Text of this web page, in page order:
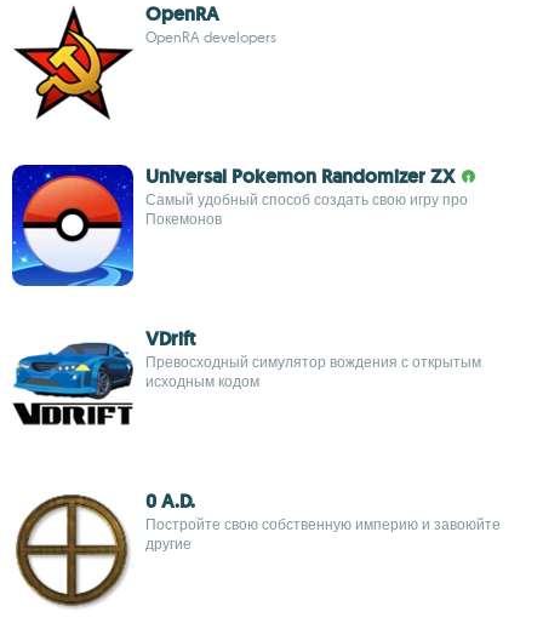
OpenRA
OpenRA developers
Universal Pokemon Randomizer ZX
Самый удобный способ создать свою игру про
Покемонов
VDrift
Превосходный симулятор вождения с открытым
исходным кодом
0 A.D.
Постройте свою собственную империю и завоюйте
другие